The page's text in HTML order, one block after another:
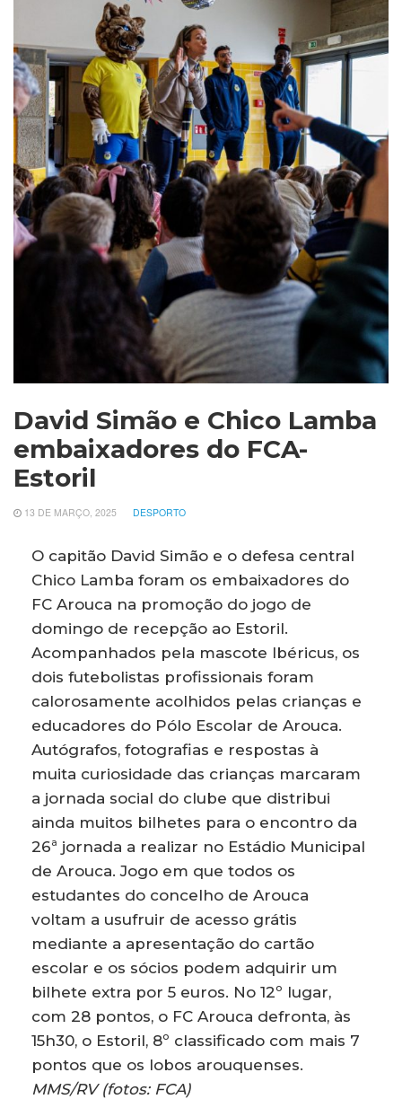
David Simão e Chico Lamba
embaixadores do FCA-
Estoril
13 DE MARÇO, 2025 DESPORTO
O capitão David Simão e o defesa central
Chico Lamba foram os embaixadores do
FC Arouca na promoção do jogo de
domingo de recepção ao Estoril.
Acompanhados pela mascote Ibéricus, os
dois futebolistas profissionais foram
calorosamente acolhidos pelas crianças e
educadores do Pólo Escolar de Arouca.
Autógrafos, fotografias e respostas à
muita curiosidade das crianças marcaram
a jornada social do clube que distribui
ainda muitos bilhetes para o encontro da
26ª jornada a realizar no Estádio Municipal
de Arouca. Jogo em que todos os
estudantes do concelho de Arouca
voltam a usufruir de acesso grátis
mediante a apresentação do cartão
escolar e os sócios podem adquirir um
bilhete extra por 5 euros. No 12º lugar,
com 28 pontos, o FC Arouca defronta, às
15h30, o Estoril, 8º classificado com mais 7
pontos que os lobos arouquenses.
MMS/RV (fotos: FCA)